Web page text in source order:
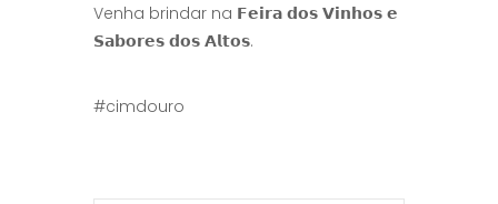
Venha brindar na 𝗙𝗲𝗶𝗿𝗮 𝗱𝗼𝘀 𝗩𝗶𝗻𝗵𝗼𝘀 𝗲
𝗦𝗮𝗯𝗼𝗿𝗲𝘀 𝗱𝗼𝘀 𝗔𝗹𝘁𝗼𝘀.
#cimdouro